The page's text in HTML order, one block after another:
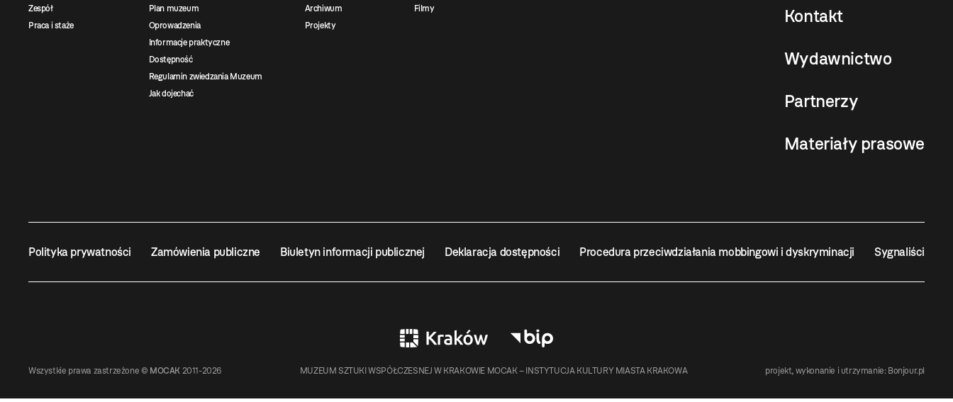
Zespół
Praca i staże
Plan muzeum
Oprowadzenia
Informacje praktyczne
Dostępność
Regulamin zwiedzania Muzeum
Jak dojechać
Archiwum
Projekty
Filmy
Kontakt
Wydawnictwo
Partnerzy
Materiały prasowe
Polityka prywatności Zamówienia publiczne Biuletyn informacji publicznej Deklaracja dostępności Procedura przeciwdziałania mobbingowi i dyskryminacji Sygnaliści
Wszystkie prawa zastrzeżone © MOCAK 2011-2026 MUZEUM SZTUKI WSPÓŁCZESNEJ W KRAKOWIE MOCAK – INSTYTUCJA KULTURY MIASTA KRAKOWA projekt, wykonanie i utrzymanie: Bonjour.pl